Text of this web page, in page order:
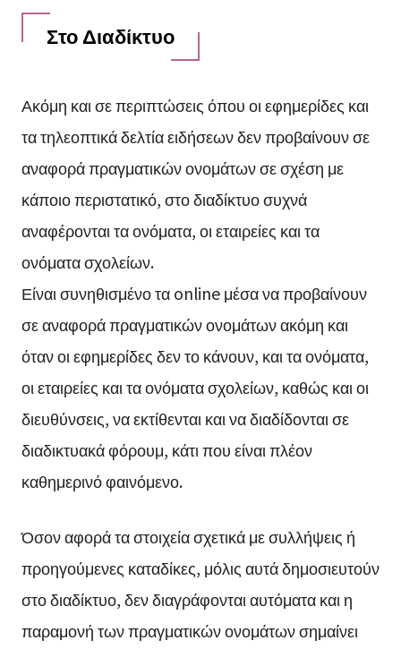
Στο Διαδίκτυο
Ακόμη και σε περιπτώσεις όπου οι εφημερίδες και
τα τηλεοπτικά δελτία ειδήσεων δεν προβαίνουν σε
αναφορά πραγματικών ονομάτων σε σχέση με
κάποιο περιστατικό, στο διαδίκτυο συχνά
αναφέρονται τα ονόματα, οι εταιρείες και τα
ονόματα σχολείων.
Είναι συνηθισμένο τα online μέσα να προβαίνουν
σε αναφορά πραγματικών ονομάτων ακόμη και
όταν οι εφημερίδες δεν το κάνουν, και τα ονόματα,
οι εταιρείες και τα ονόματα σχολείων, καθώς και οι
διευθύνσεις, να εκτίθενται και να διαδίδονται σε
διαδικτυακά φόρουμ, κάτι που είναι πλέον
καθημερινό φαινόμενο.
Όσον αφορά τα στοιχεία σχετικά με συλλήψεις ή
προηγούμενες καταδίκες, μόλις αυτά δημοσιευτούν
στο διαδίκτυο, δεν διαγράφονται αυτόματα και η
παραμονή των πραγματικών ονομάτων σημαίνει